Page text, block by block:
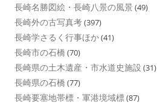
長崎名勝図絵・長崎八景の風景 (49)
長崎外の古写真考(397)
長崎学さるく行事ほか(41)
長崎市の石橋 (70)
長崎県の土木遺産・市水道史施設 (31)
長崎県の石橋 (77)
長崎要塞地帯標・軍港境域標(87)